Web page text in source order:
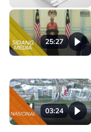
25:27
03:24